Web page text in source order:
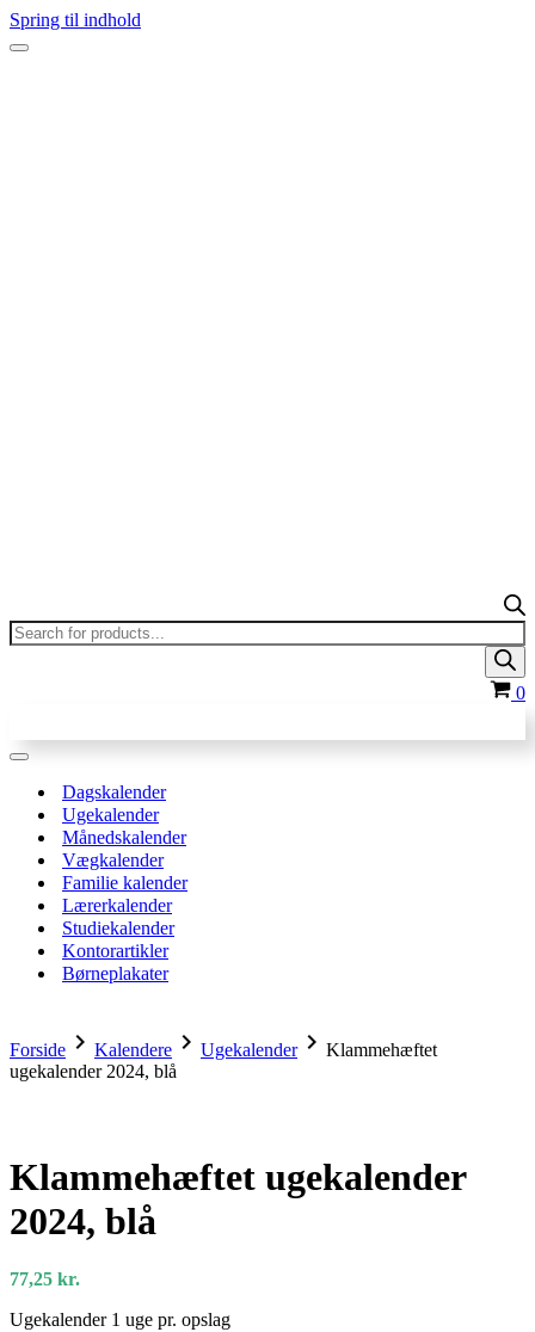
Spring til indhold
Navigation
Products
search
0
Navigation
Dagskalender
Ugekalender
Månedskalender
Vægkalender
Familie kalender
Lærerkalender
Studiekalender
Kontorartikler
Børneplakater
Forside chevron_right Kalendere chevron_right Ugekalenderchevron_right Klammehæftet
ugekalender 2024, blå
Klammehæftet ugekalender
2024, blå
77,25 kr.
Ugekalender 1 uge pr. opslag